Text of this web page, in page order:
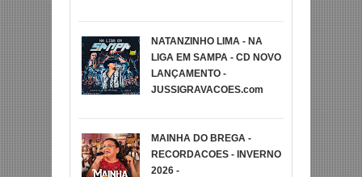
NATANZINHO LIMA - NA
LIGA EM SAMPA - CD NOVO
LANÇAMENTO -
JUSSIGRAVACOES.com
MAINHA DO BREGA -
RECORDACOES - INVERNO
2026 -